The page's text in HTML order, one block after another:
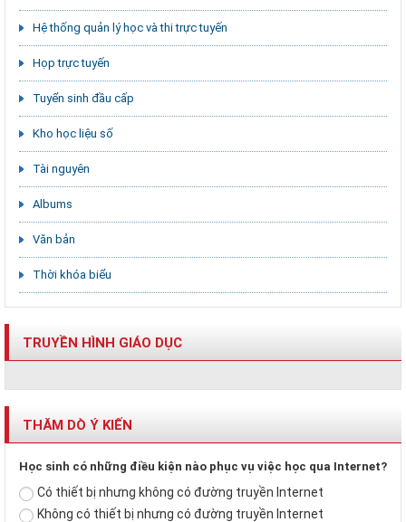
Hệ thống quản lý học và thi trực tuyến
Họp trực tuyến
Tuyển sinh đầu cấp
Kho học liệu số
Tài nguyên
Albums
Văn bản
Thời khóa biểu
TRUYỀN HÌNH GIÁO DỤC
THĂM DÒ Ý KIẾN
Học sinh có những điều kiện nào phục vụ việc học qua Internet?
Có thiết bị nhưng không có đường truyền Internet
Không có thiết bị nhưng có đường truyền Internet